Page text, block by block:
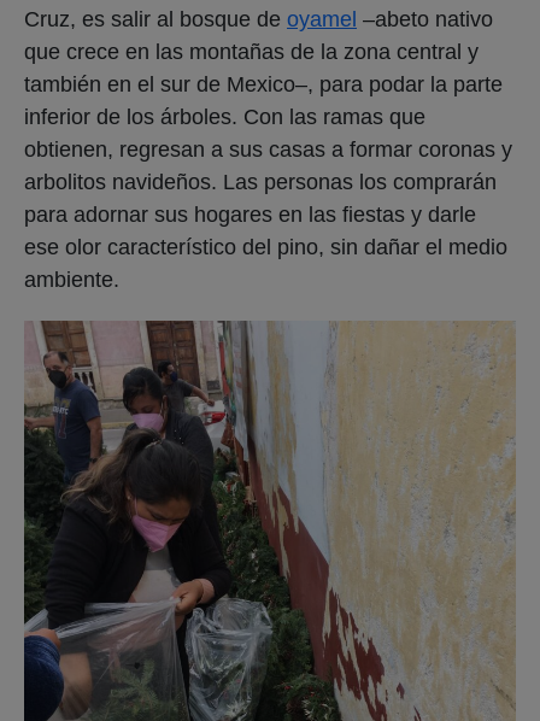
Cruz, es salir al bosque de oyamel –abeto nativo
que crece en las montañas de la zona central y
también en el sur de Mexico–, para podar la parte
inferior de los árboles. Con las ramas que
obtienen, regresan a sus casas a formar coronas y
arbolitos navideños. Las personas los comprarán
para adornar sus hogares en las fiestas y darle
ese olor característico del pino, sin dañar el medio
ambiente.